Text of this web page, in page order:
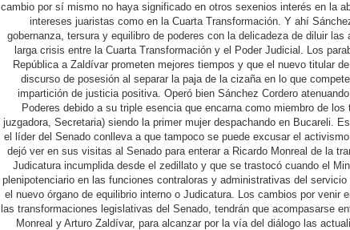
cambio por sí mismo no haya significado en otros sexenios interés en la
intereses juaristas como en la Cuarta Transformación. Y ahí
gobernanza, tersura y equilibro de poderes con la delicadeza de diluir
larga crisis entre la Cuarta Transformación y el Poder Judicial. Los
República a Zaldívar prometen mejores tiempos y que el nuevo titular
discurso de posesión al separar la paja de la cizaña en lo que
impartición de justicia positiva. Operó bien Sánchez Cordero
Poderes debido a su triple esencia que encarna como miembro de los
juzgadora, Secretaria) siendo la primer mujer despachando en Bucareli.
el líder del Senado conlleva a que tampoco se puede excusar el
dejó ver en sus visitas al Senado para enterar a Ricardo Monreal de la
Judicatura incumplida desde el zedillato y que se trastocó cuando el
plenipotenciario en las funciones contraloras y administrativas del
el nuevo órgano de equilibrio interno o Judicatura. Los cambios por venir
las transformaciones legislativas del Senado, tendrán que acompasarse
Monreal y Arturo Zaldívar, para alcanzar por la vía del diálogo las